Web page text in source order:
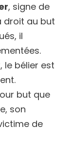
, signe de
droit au but
il
le bélier est
but que
son
de